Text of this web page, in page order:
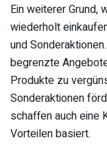
Ein weiterer Grund,
wiederholt
und Sonderaktionen.
begrenzte
Produkte zu
Sonderaktionen
schaffen auch eine
Vorteilen basiert.